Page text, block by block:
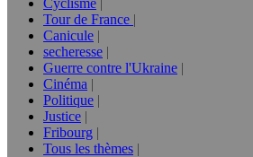
Cyclisme
Tour de France
Canicule
secheresse
Guerre contre l'Ukraine
Cinéma
Politique
Justice
Fribourg
Tous les thèmes